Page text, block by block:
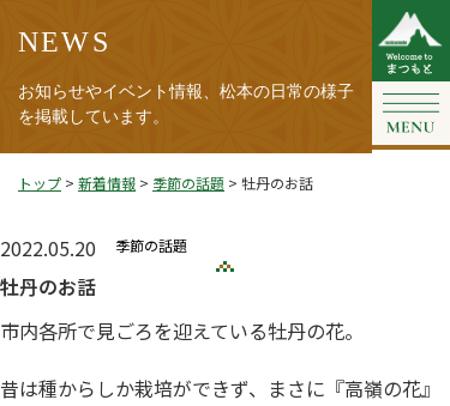
NEWS
お知らせやイベント情報、松本の日常の様子
を掲載しています。
トップ > 新着情報 > 季節の話題 > 牡丹のお話
2022.05.20 季節の話題
牡丹のお話
市内各所で見ごろを迎えている牡丹の花。
昔は種からしか栽培ができず、まさに『高嶺の花』